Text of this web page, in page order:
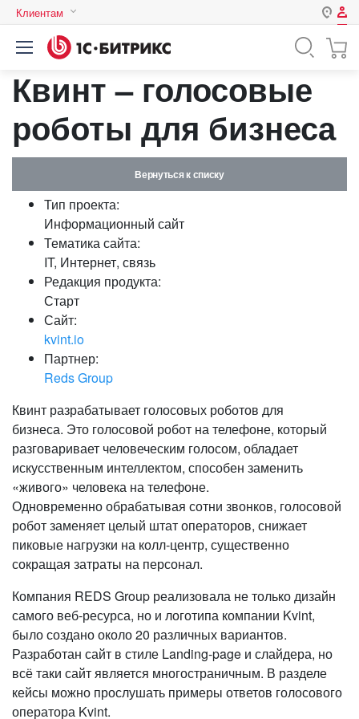
Клиентам
Казахстан
Авторизация
Логин
Пароль
Запомнить меня на этом
Забыли свой пароль?
Квинт – голосовые
роботы для бизнеса
Вернуться к списку
Тип проекта:
Информационный сайт
Тематика сайта:
IT, Интернет, связь
Редакция продукта:
Старт
Сайт:
kvint.io
Партнер:
Reds Group
Квинт разрабатывает голосовых роботов для
бизнеса. Это голосовой робот на телефоне, который
разговаривает человеческим голосом, обладает
искусственным интеллектом, способен заменить
«живого» человека на телефоне.
Одновременно обрабатывая сотни звонков, голосовой
робот заменяет целый штат операторов, снижает
пиковые нагрузки на колл-центр, существенно
сокращая затраты на персонал.
Компания REDS Group реализовала не только дизайн
самого веб-ресурса, но и логотипа компании Kvint,
было создано около 20 различных вариантов.
Разработан сайт в стиле Landing-page и слайдера, но
всё таки сайт является многостраничным. В разделе
кейсы можно прослушать примеры ответов голосового
оператора Kvint.